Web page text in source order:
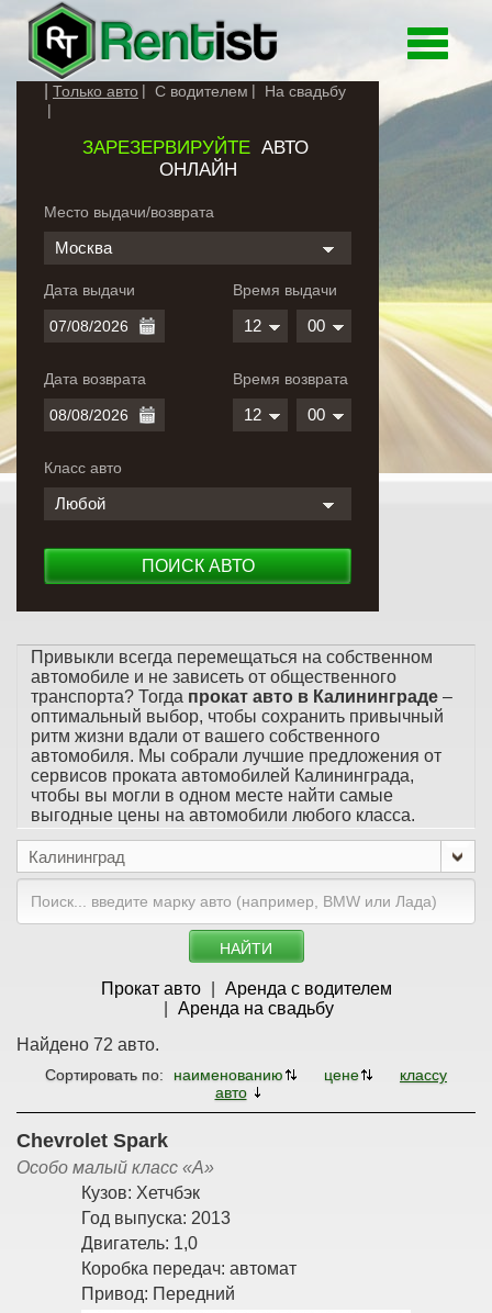
Toggle
Только авто С водителем На свадьбу
ЗАРЕЗЕРВИРУЙТЕАВТО
ОНЛАЙН
Место выдачи/возврата
Москва
Дата выдачи
Дата возврата
Время выдачи
12 00
Время возврата
12 00
Класс авто
Любой
ПОИСК АВТО
Привыкли всегда перемещаться на собственном
автомобиле и не зависеть от общественного
транспорта? Тогда прокат авто в Калининграде –
оптимальный выбор, чтобы сохранить привычный
ритм жизни вдали от вашего собственного
автомобиля. Мы собрали лучшие предложения от
сервисов проката автомобилей Калининграда,
чтобы вы могли в одном месте найти самые
выгодные цены на автомобили любого класса.
Калининград
НАЙТИ
Прокат авто
Аренда с водителем
Аренда на свадьбу
Найдено 72 авто.
Сортировать по: наименованию цене
классу
авто
Chevrolet Spark
Особо малый класс «A»
Кузов: Хетчбэк
Год выпуска: 2013
Двигатель: 1,0
Коробка передач: автомат
Привод: Передний